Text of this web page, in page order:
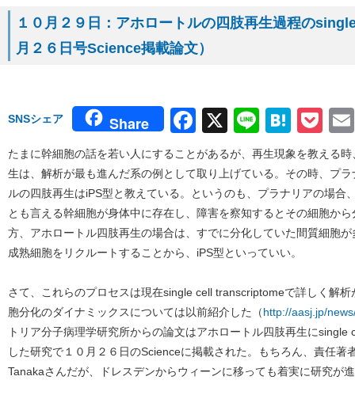
１０月２９日：アホロートルの四肢再生過程の
月２６日号Science掲載論文）
SNSシェア Share Facebook
X Line
たまに幹細胞の話を若い人にすることがあるが、再生現象を教える
生は、解析が最も進んだ系の例として取り上げている。その時、プ
ルの四肢再生はiPS型と教えている。というのも、プラナリアの場合
とも言える幹細胞が身体中に存在し、障害を察知するとその細胞か
方、アホロートル四肢再生の場合は、すでに分化していた間質細胞
成熟細胞をリクルートすることから、iPS型といっていい。
さて、これらのプロセスは現在single cell transcriptomeで詳しく解
胞分化のダイナミックスについては以前紹介した（http://aasj.jp/
トリア分子病理学研究所からの論文はアホロートル四肢再生に
した研究で１０月２６日のScienceに掲載された。もちろん、責任著
Tanakaさんだが、ドレスデンからウィーンに移っても着実に研究が